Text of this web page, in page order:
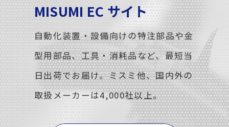
MISUMI EC サイト
自動化装置・設備向けの特注部品や金
型用部品、工具・消耗品など、最短当
日出荷でお届け。ミスミ他、国内外の
取扱メーカーは4,000社以上。